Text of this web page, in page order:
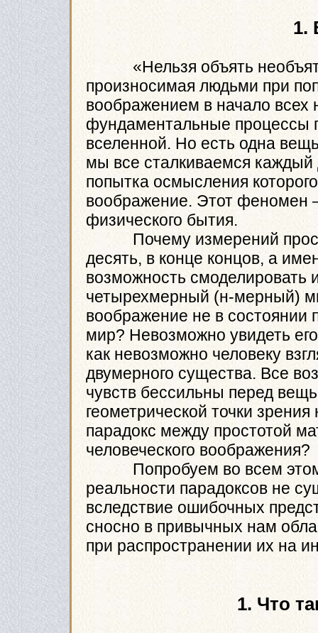
1.
«Нельзя объять
произносимая людьми при
воображением в начало всех
фундаментальные процессы
вселенной. Но есть одна
мы все сталкиваемся каждый
попытка осмысления
воображение. Этот феномен
физического бытия.
Почему измерений
десять, в конце концов, а
возможность смоделировать
четырехмерный (н-мерный)
воображение не в состоянии
мир? Невозможно увидеть
как невозможно человеку
двумерного существа. Все
чувств бессильны перед
геометрической точки
парадокс между простотой
человеческого воображения?
Попробуем во всем этом
реальности парадоксов не
вследствие ошибочных
сносно в привычных нам
при распространении их на
1. Что